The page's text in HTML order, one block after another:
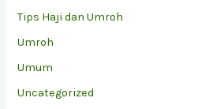
Tips Haji dan Umroh
Umroh
Umum
Uncategorized